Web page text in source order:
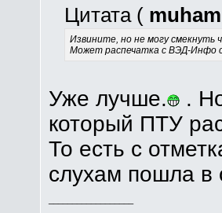
Цитата (
Извините, но не могу смекнуть
Может распечатка с ВЭД-Инфо
Уже лучше.
.
который ПТУ
То есть с
слухам пошла в